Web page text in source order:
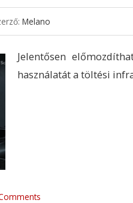
Melano
Jelentősen
használatát a töltési